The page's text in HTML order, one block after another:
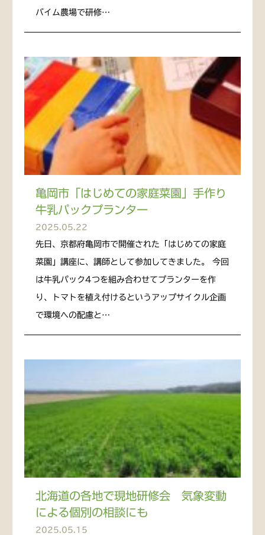
バイム農場で研修…
亀岡市「はじめての家庭菜園」手作り
牛乳パックプランター
2025.05.22
先日、京都府亀岡市で開催された「はじめての家庭
菜園」講座に、講師として参加してきました。 今回
は牛乳パック4つを組み合わせてプランターを作
り、トマトを植え付けるというアップサイクル企画
で環境への配慮と…
北海道の各地で現地研修会 気象変動
による個別の相談にも
2025.05.15